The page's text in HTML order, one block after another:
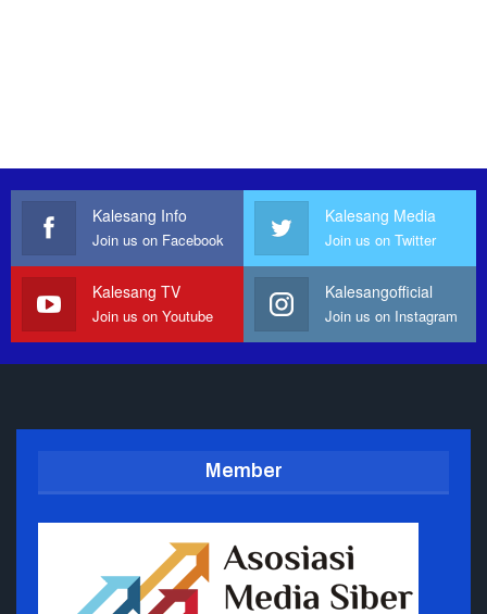
Kalesang Info
Join us on Facebook
Kalesang Media
Join us on Twitter
Kalesang TV
Join us on Youtube
Kalesangofficial
Join us on Instagram
Member